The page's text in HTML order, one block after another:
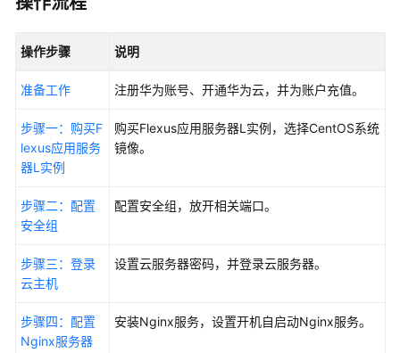
快
入
门
指
引
使
用
应
用
像
搭
操作步骤 说明
准备工作 注册华为账号、开通华为云，并为账户充值。
步骤一：购买F
lexus应用服务
器L实例
购买Flexus应用服务器L实例，选择CentOS系统
镜像。
步骤二：配置
安全组
配置安全组，放开相关端口。
步骤三：登录
云主机
设置云服务器密码，并登录云服务器。
步骤四：配置
Nginx服务器
安装Nginx服务，设置开机自启动Nginx服务。